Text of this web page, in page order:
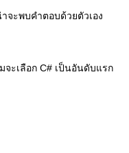
ะพบคำตอบด้วยตัวเอง
จะเลือก C# เป็นอันดับแรก